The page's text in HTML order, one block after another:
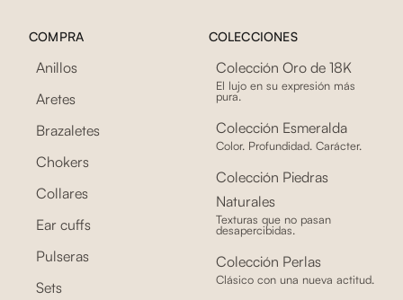
COMPRA
Anillos
Aretes
Brazaletes
Chokers
Collares
Ear cuffs
Pulseras
Sets
COLECCIONES
Colección Oro de 18K
El lujo en su expresión más
pura.
Colección Esmeralda
Color. Profundidad. Carácter.
Colección Piedras
Naturales
Texturas que no pasan
desapercibidas.
Colección Perlas
Clásico con una nueva actitud.